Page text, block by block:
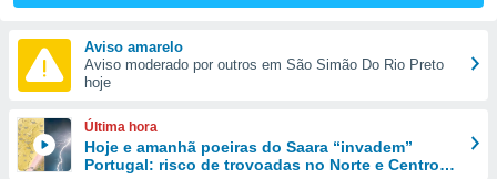
das
e
forma
digital
Aviso amarelo
Aviso moderado por outros em São Simão Do Rio Preto
hoje
Última hora
Hoje e amanhã poeiras do Saara “invadem”
Portugal: risco de trovoadas no Norte e Centro